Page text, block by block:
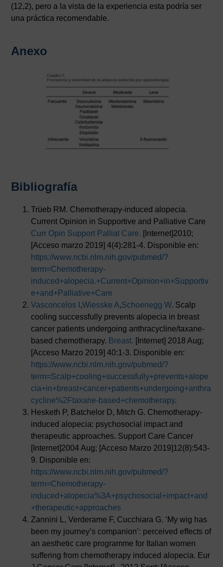
(12,2), pero a la vista de la experiencia esta podría ser
una práctica recomendable.
Anexo
Bibliografía
Trüeb RM. Chemotherapy-induced alopecia.
Current Opinion in Supportive and Palliative Care
Curr Opin Support Palliat Care. [Internet]2010;
[Acceso marzo 2019] 4(4):281-4. Disponible en:
https://www.ncbi.nlm.nih.gov/pubmed/?
term=Chemotherapy-
induced+alopecia.+Current+Opinion+in+Supportiv
e+and+Palliative+Care
Vasconcelos I ,Wiesske A,Schoenegg W. Scalp
cooling successfully prevents alopecia in breast
cancer patients undergoing anthracycline/taxane-
based chemotherapy. Breast. [Internet] 2018 Aug;
[Acceso Marzo 2019] 40:1-3. Disponible en:
https://www.ncbi.nlm.nih.gov/pubmed/?
term=Scalp+cooling+successfully+prevents+alope
cia+in+breast+cancer+patients+undergoing+anthra
cycline%2Ftaxane-based+chemotherapy.
Hesketh P, Batchelor D, Mitch G. Chemotherapy-
induced alopecia: psychosocial impact and
therapeutic approaches. Support Care Cancer
[Internet]2004 Aug; [Acceso Marzo 2019]12(8):543-
9. Disponible en:
https://www.ncbi.nlm.nih.gov/pubmed/?
term=Chemotherapy-
induced+alopecia%3A+psychosocial+impact+and
+therapeutic+approaches
Zannini L, Verderame F, Cucchiara G. ‘My wig has
been my journey’s companion’: perceived effects of
an aesthetic care programme for Italian women
suffering from chemotherapy induced alopecia. Eur